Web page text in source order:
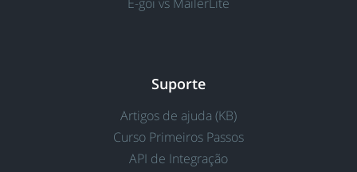
Suporte
Artigos de ajuda (KB)
Curso Primeiros Passos
API de Integração